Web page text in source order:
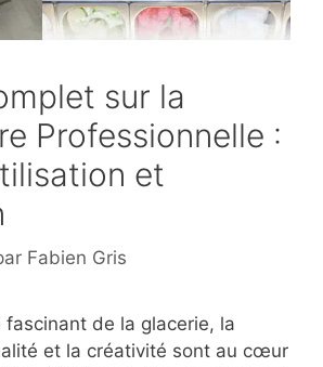
sur la
Professionnelle :
et
Fabien Gris
fascinant de la glacerie, la
et la créativité sont au cœur